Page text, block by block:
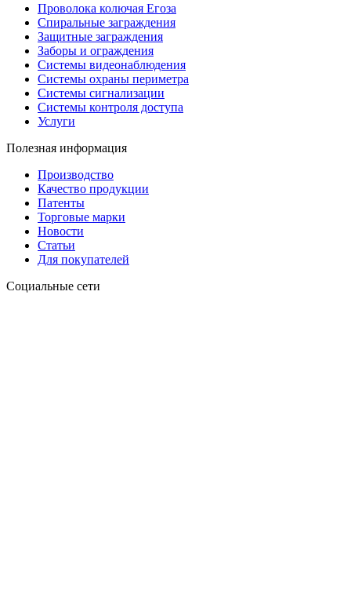
Проволока колючая Егоза
Спиральные заграждения
Защитные заграждения
Заборы и ограждения
Системы видеонаблюдения
Системы охраны периметра
Системы сигнализации
Системы контроля доступа
Услуги
Полезная информация
Производство
Качество продукции
Патенты
Торговые марки
Новости
Статьи
Для покупателей
Социальные сети